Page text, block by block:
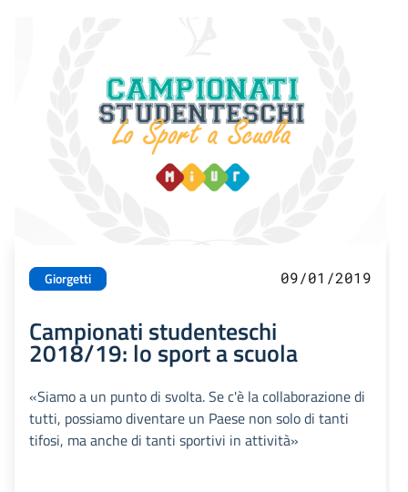
Giorgetti 09/01/2019
Campionati studenteschi
2018/19: lo sport a scuola
«Siamo a un punto di svolta. Se c'è la collaborazione di
tutti, possiamo diventare un Paese non solo di tanti
tifosi, ma anche di tanti sportivi in attività»